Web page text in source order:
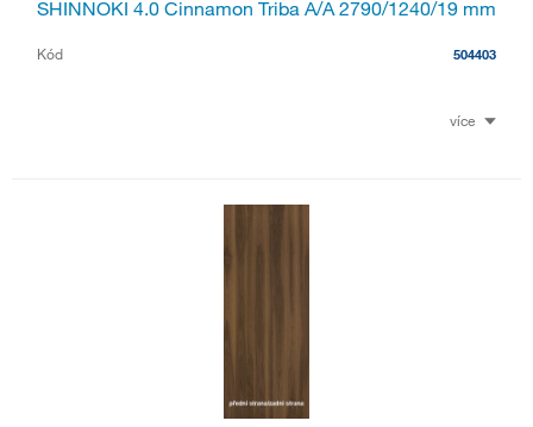
SHINNOKI 4.0 Cinnamon Triba A/A 2790/1240/19 mm
Kód 504403
více